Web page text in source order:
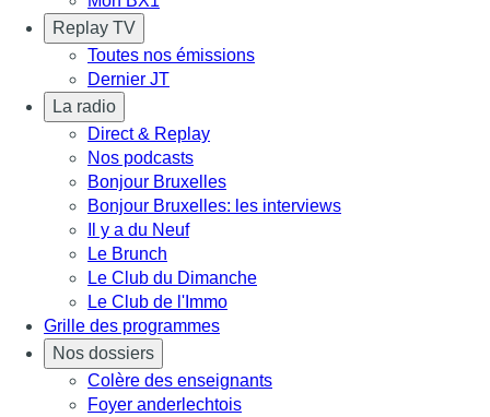
Replay TV
Toutes nos émissions
Dernier JT
La radio
Direct & Replay
Nos podcasts
Bonjour Bruxelles
Bonjour Bruxelles: les interviews
Il y a du Neuf
Le Brunch
Le Club du Dimanche
Le Club de l'Immo
Grille des programmes
Nos dossiers
Colère des enseignants
Foyer anderlechtois